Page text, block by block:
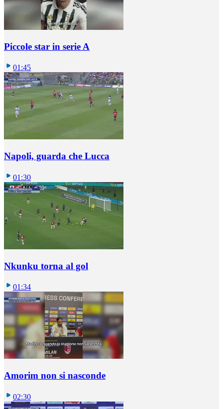
Piccole star in serie A
01:45
Napoli, guarda che Lucca
01:30
Nkunku torna al gol
01:34
Amorim non si nasconde
02:30